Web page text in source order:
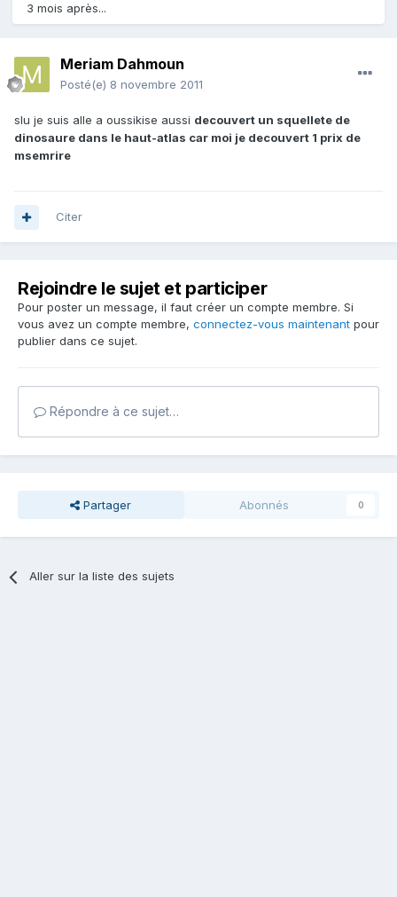
3 mois après...
Meriam Dahmoun
Posté(e) 8 novembre 2011
slu je suis alle a oussikise aussi decouvert un squellete de
dinosaure dans le haut-atlas car moi je decouvert 1 prix de
msemrire
Citer
Rejoindre le sujet et participer
Pour poster un message, il faut créer un compte membre. Si
vous avez un compte membre, connectez-vous maintenant pour
publier dans ce sujet.
Répondre à ce sujet…
Partager Abonnés 0
Aller sur la liste des sujets